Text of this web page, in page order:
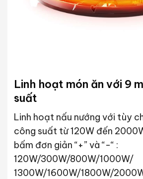
Linh hoạt món ăn với 9
suất
Linh hoạt nấu nướng với tùy
công suất từ 120W đến
bấm đơn giản “+” và “-“ :
120W/300W/800W/1000W/
1300W/1600W/1800W/